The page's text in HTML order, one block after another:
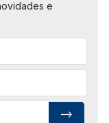
e